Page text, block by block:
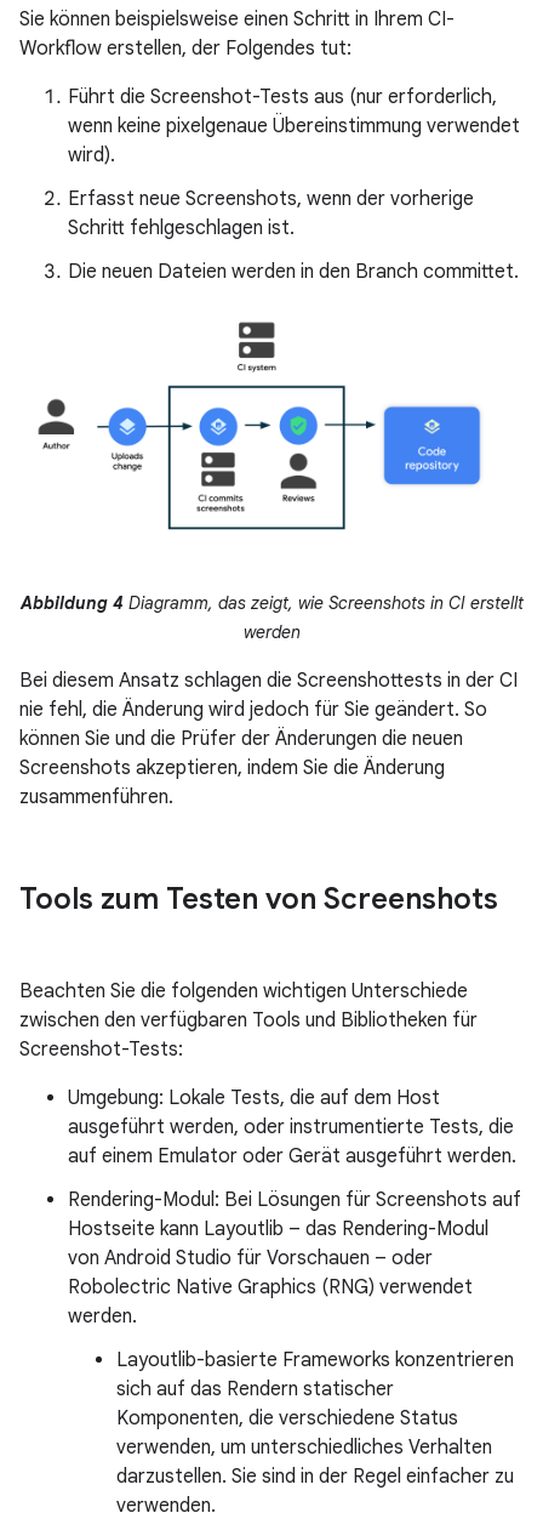
Sie können beispielsweise einen Schritt in Ihrem CI-
Workflow erstellen, der Folgendes tut:
Führt die Screenshot-Tests aus (nur erforderlich,
wenn keine pixelgenaue Übereinstimmung verwendet
wird).
Erfasst neue Screenshots, wenn der vorherige
Schritt fehlgeschlagen ist.
Die neuen Dateien werden in den Branch committet.
Abbildung 4 Diagramm, das zeigt, wie Screenshots in CI erstellt
werden
Bei diesem Ansatz schlagen die Screenshottests in der CI
nie fehl, die Änderung wird jedoch für Sie geändert. So
können Sie und die Prüfer der Änderungen die neuen
Screenshots akzeptieren, indem Sie die Änderung
zusammenführen.
Tools zum Testen von Screenshots
Beachten Sie die folgenden wichtigen Unterschiede
zwischen den verfügbaren Tools und Bibliotheken für
Screenshot-Tests:
Umgebung: Lokale Tests, die auf dem Host
ausgeführt werden, oder instrumentierte Tests, die
auf einem Emulator oder Gerät ausgeführt werden.
Rendering-Modul: Bei Lösungen für Screenshots auf
Hostseite kann Layoutlib – das Rendering-Modul
von Android Studio für Vorschauen – oder
Robolectric Native Graphics (RNG) verwendet
werden.
Layoutlib-basierte Frameworks konzentrieren
sich auf das Rendern statischer
Komponenten, die verschiedene Status
verwenden, um unterschiedliches Verhalten
darzustellen. Sie sind in der Regel einfacher zu
verwenden.